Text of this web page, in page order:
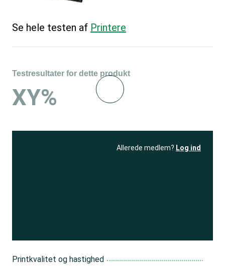
Se hele testen af Printere
Testresultater for dette produkt
XY%
Allerede medlem? Log ind
Printkvalitet og hastighed